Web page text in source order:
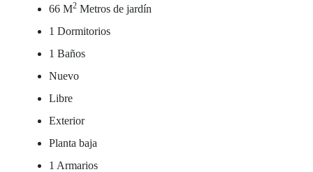
66 M2 Metros de jardín
1 Dormitorios
1 Baños
Nuevo
Libre
Exterior
Planta baja
1 Armarios